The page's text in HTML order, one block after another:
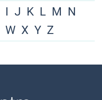
I J K L M N
W X Y Z